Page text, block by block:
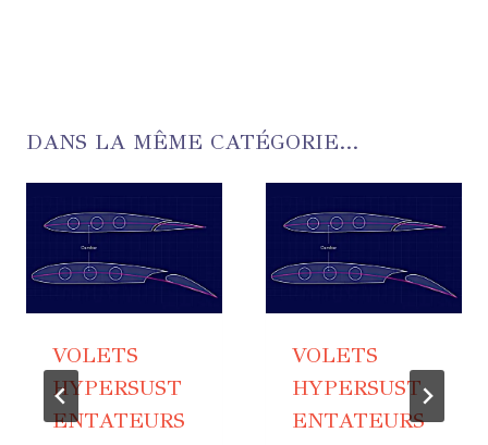
DANS LA MÊME CATÉGORIE...
VOLETS
HYPERSUST
ENTATEURS
VOLETS
HYPERSUST
ENTATEURS